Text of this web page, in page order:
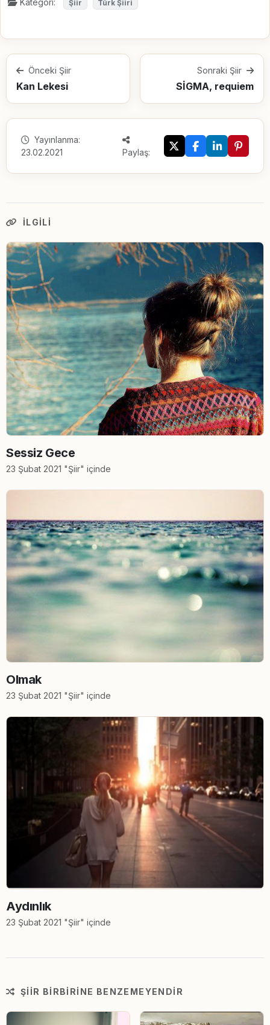
Kategori: Şiir Türk Şiiri
Önceki Şiir
Kan Lekesi
Sonraki Şiir
SİGMA, requiem
Yayınlanma:
23.02.2021
Paylaş:
İLGILI
Sessiz Gece
23 Şubat 2021 "Şiir" içinde
Olmak
23 Şubat 2021 "Şiir" içinde
Aydınlık
23 Şubat 2021 "Şiir" içinde
ŞIIR BIRBIRINE BENZEMEYENDIR